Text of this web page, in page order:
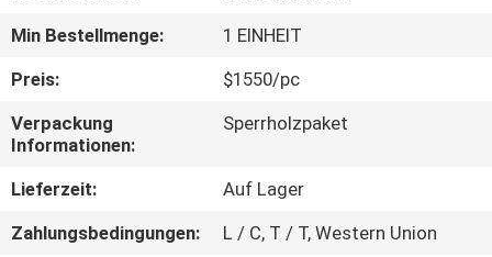
FABRIK-
AUSFLUG
QUALITÄTSKONTROLLE
Min Bestellmenge:
1 EINHEIT
Preis:
$1550/pc
Verpackung
Informationen:
Sperrholzpaket
Lieferzeit:
Auf Lager
Zahlungsbedingungen:
L / C, T / T, Western Union